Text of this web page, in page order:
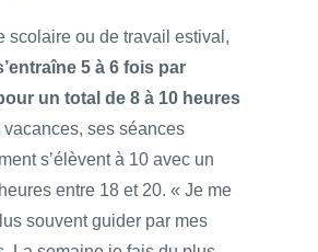
scolaire ou de travail estival,
5 à 6 fois par
un total de 8 à 10 heures
vacances, ses séances
s’élèvent à 10 avec un
entre 18 et 20. « Je me
souvent guider par mes